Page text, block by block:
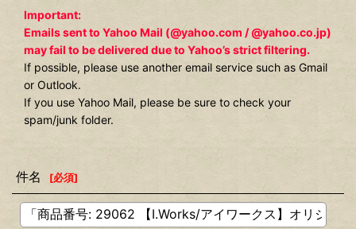
Important:
Emails sent to Yahoo Mail (@yahoo.com / @yahoo.co.jp)
may fail to be delivered due to Yahoo’s strict filtering.
If possible, please use another email service such as Gmail
or Outlook.
If you use Yahoo Mail, please be sure to check your
spam/junk folder.
件名 [必須]